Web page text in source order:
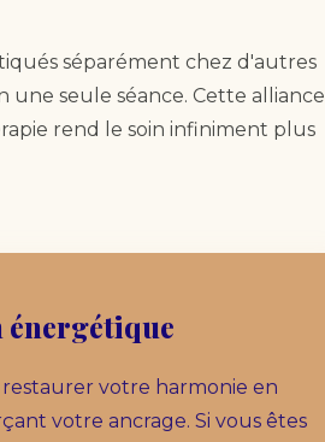
séparément chez d'autres
une seule séance. Cette alliance
rend le soin infiniment plus
restaurer votre harmonie en
votre ancrage. Si vous êtes